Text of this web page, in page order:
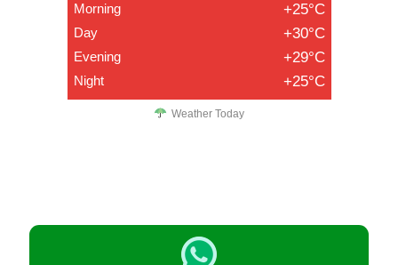
Morning +25°C
Day +30°C
Evening +29°C
Night +25°C
Weather Today